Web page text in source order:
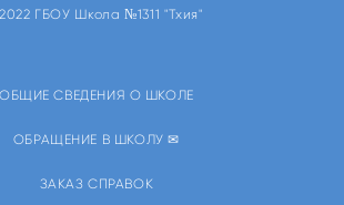
ГБОУ Школа №1311 "Тхия"
ОБЩИЕ СВЕДЕНИЯ О ШКОЛЕ
ОБРАЩЕНИЕ В ШКОЛУ ✉
ЗАКАЗ СПРАВОК